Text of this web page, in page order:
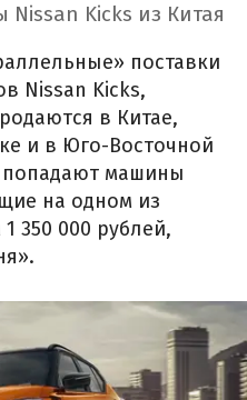
Kicks из Китая
поставки
Nissan Kicks,
в Китае,
и в Юго-Восточной
машины
на одном из
350 000 рублей,